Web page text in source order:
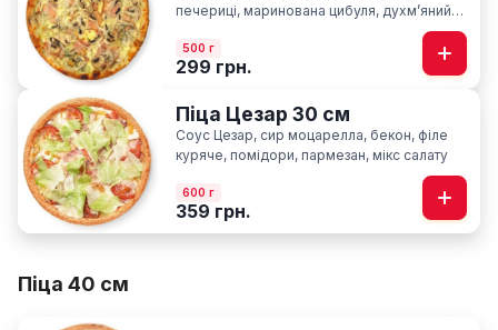
печериці, маринована цибуля, духмʼяний
500 г
299 грн.
Піца Цезар 30 см
Соус Цезар, сир моцарелла, бекон, філе
куряче, помідори, пармезан, мікс салату
600 г
359 грн.
Піца 40 см